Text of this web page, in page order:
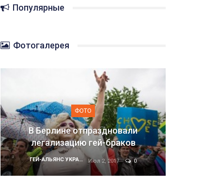
Популярные
Фотогалерея
0
ФОТО
Марш равенства в Киеве, 2017
ГЕЙ-АЛЬЯНС УКРАИНА Июн 20, 2017